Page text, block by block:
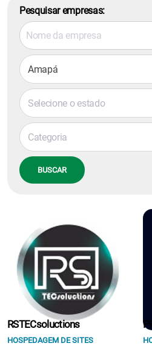
Pesquisar empresas:
Amapá
Selecione o estado
Categoria
BUSCAR
RSTECsoluctions
HOSPEDAGEM DE SITES